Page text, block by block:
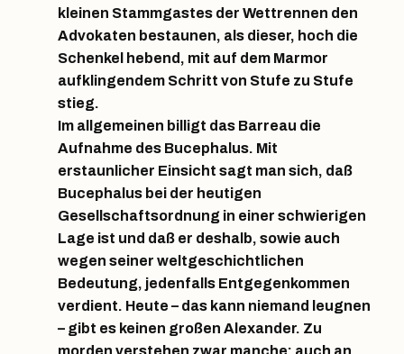
kleinen Stammgastes der Wettrennen den
Advokaten bestaunen, als dieser, hoch die
Schenkel hebend, mit auf dem Marmor
aufklingendem Schritt von Stufe zu Stufe
stieg.
Im allgemeinen billigt das Barreau die
Aufnahme des Bucephalus. Mit
erstaunlicher Einsicht sagt man sich, daß
Bucephalus bei der heutigen
Gesellschaftsordnung in einer schwierigen
Lage ist und daß er deshalb, sowie auch
wegen seiner weltgeschichtlichen
Bedeutung, jedenfalls Entgegenkommen
verdient. Heute – das kann niemand leugnen
– gibt es keinen großen Alexander. Zu